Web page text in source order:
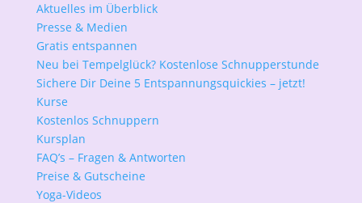
Aktuelles im Überblick
Presse & Medien
Gratis entspannen
Neu bei Tempelglück? Kostenlose Schnupperstunde
Sichere Dir Deine 5 Entspannungsquickies – jetzt!
Kurse
Kostenlos Schnuppern
Kursplan
FAQ’s – Fragen & Antworten
Preise & Gutscheine
Yoga-Videos